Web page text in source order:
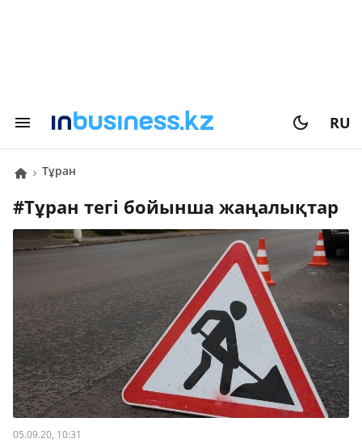
RU
Тұран
# Тұран тегі бойынша жаңалықтар
05.09.20, 10:31